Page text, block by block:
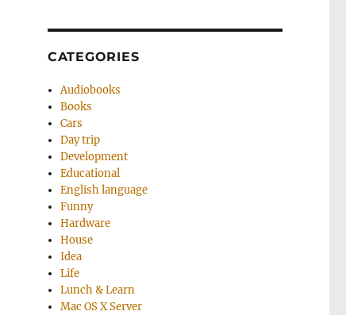
CATEGORIES
Audiobooks
Books
Cars
Day trip
Development
Educational
English language
Funny
Hardware
House
Idea
Life
Lunch & Learn
Mac OS X Server